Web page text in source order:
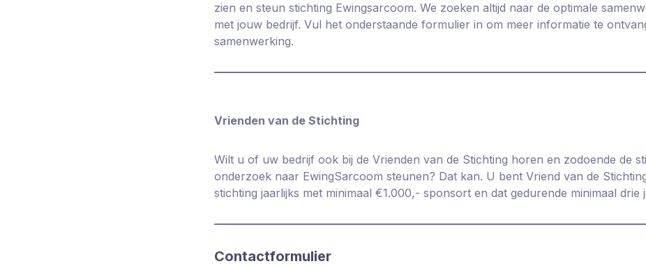
zien en steun stichting Ewingsarcoom. We zoeken altijd naar de optimale
met jouw bedrijf. Vul het onderstaande formulier in om meer informatie te
samenwerking.
Vrienden van de Stichting
Wilt u of uw bedrijf ook bij de Vrienden van de Stichting horen en zodoende de
onderzoek naar EwingSarcoom steunen? Dat kan. U bent Vriend van de
stichting jaarlijks met minimaal €1.000,- sponsort en dat gedurende minimaal drie
Contactformulier